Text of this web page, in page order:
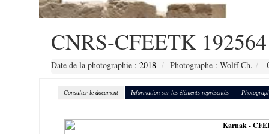
CNRS-CFEETK 192564
Date de la photographie : 2018 Photographe : Wolff Ch.
Consulter le document Information sur les éléments représentés